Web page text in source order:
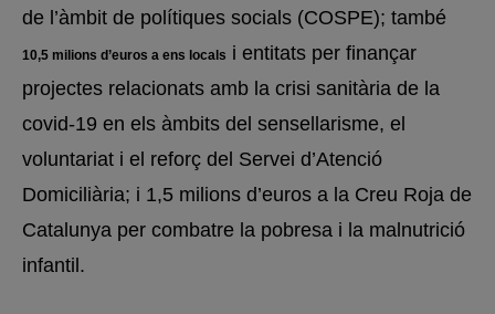
de l’àmbit de polítiques socials (COSPE); també
10,5 milions d’euros a ens locals i entitats per finançar
projectes relacionats amb la crisi sanitària de la
covid-19 en els àmbits del sensellarisme, el
voluntariat i el reforç del Servei d’Atenció
Domiciliària; i 1,5 milions d’euros a la Creu Roja de
Catalunya per combatre la pobresa i la malnutrició
infantil.